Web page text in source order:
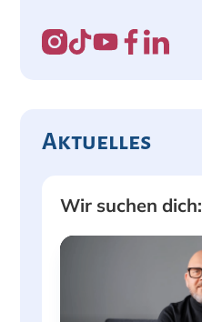
Aktuelles
Wir suchen dich: